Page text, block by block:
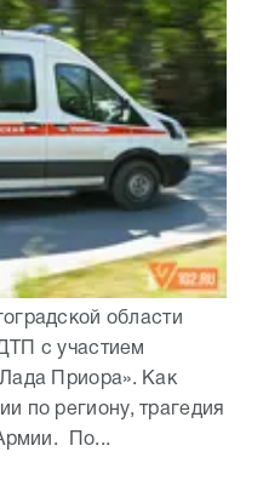
области
с участием
Приора». Как
по региону, трагедия
По...